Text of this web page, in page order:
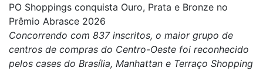
PO Shoppings conquista Ouro, Prata e Bronze no
Prêmio Abrasce 2026
Concorrendo com 837 inscritos, o maior grupo de
centros de compras do Centro-Oeste foi reconhecido
pelos cases do Brasília, Manhattan e Terraço Shopping